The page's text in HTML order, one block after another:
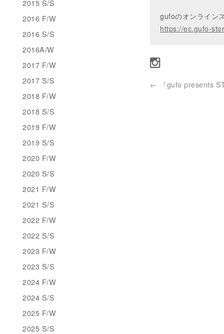
gufoのオンライン
https://ec.gufo-
← 『gufo presents
2015 S/S
2016 F/W
2016 S/S
2016A/W
2017 F/W
2017 S/S
2018 F/W
2018 S/S
2019 F/W
2019 S/S
2020 F/W
2020 S/S
2021 F/W
2021 S/S
2022 F/W
2022 S/S
2023 F/W
2023 S/S
2024 F/W
2024 S/S
2025 F/W
2025 S/S